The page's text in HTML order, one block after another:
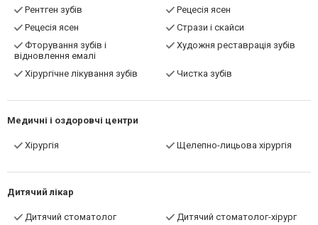
Рентген зубів
Рецесія ясен
Рецесія ясен
Стрази і скайси
Фторування зубів і
відновлення емалі
Художня реставрація зубів
Хірургічне лікування зубів Чистка зубів
Медичні і оздоровчі центри
Хірургія Щелепно-лицьова хірургія
Дитячий лікар
Дитячий стоматолог Дитячий стоматолог-хірург